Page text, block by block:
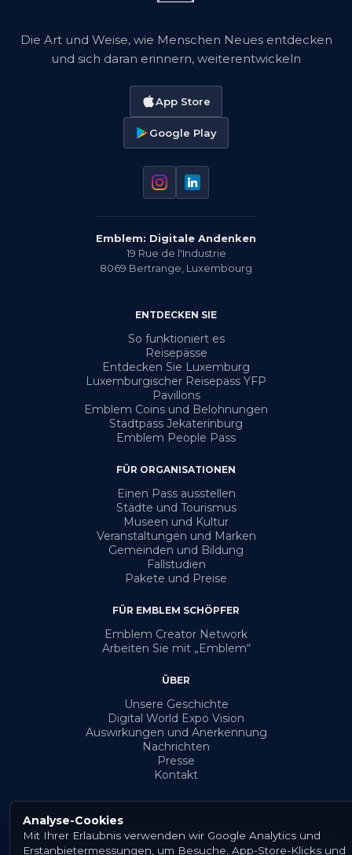
Die Art und Weise, wie Menschen Neues entdecken
und sich daran erinnern, weiterentwickeln
App Store
Google Play
Emblem: Digitale Andenken
19 Rue de l'Industrie
8069 Bertrange, Luxembourg
ENTDECKEN SIE
So funktioniert es
Reisepässe
Entdecken Sie Luxemburg
Luxemburgischer Reisepass YFP
Pavillons
Emblem Coins und Belohnungen
Stadtpass Jekaterinburg
Emblem People Pass
FÜR ORGANISATIONEN
Einen Pass ausstellen
Städte und Tourismus
Museen und Kultur
Veranstaltungen und Marken
Gemeinden und Bildung
Fallstudien
Pakete und Preise
FÜR EMBLEM SCHÖPFER
Emblem Creator Network
Arbeiten Sie mit „Emblem“
ÜBER
Unsere Geschichte
Digital World Expo Vision
Auswirkungen und Anerkennung
Nachrichten
Presse
Kontakt
© {Jahr} Emblem. Alle Rechte vorbehalten.
Analyse-Cookies
Mit Ihrer Erlaubnis verwenden wir Google Analytics und
Erstanbietermessungen, um Besuche, App-Store-Klicks und